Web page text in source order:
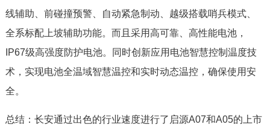
线辅助、前碰撞预警、自动紧急制动、越级搭载哨兵模式、
全系标配上坡辅助功能。而且采用高可靠、高性能电池，
IP67级高强度防护电池。同时创新应用电池智慧控制温度技
术，实现电池全温域智慧温控和实时动态温控，确保使用安
全。
总结：长安通过出色的行业速度进行了启源A07和A05的上市